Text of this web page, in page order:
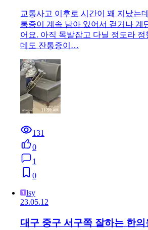
교통사고 이후로 시간이 꽤 지났는
통증이 계속 남아 있어서 걷거나 계
어요. 아직 목발잡고 다닐 정도라
데도 잔통증이…
131
0
1
0
lsy
23.05.12
대구 중구 서구쪽 잘하는 한의